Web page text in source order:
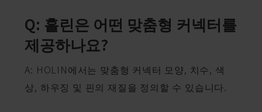
Q: 홀린은 어떤 맞춤형 커넥터를
제공하나요?
A: HOLIN에서는 맞춤형 커넥터 모양, 치수, 색
상, 하우징 및 핀의 재질을 정의할 수 있습니다.